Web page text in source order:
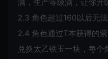
满，生产等级满，让你升
2.3 角色超过160以后无
2.4 角色通过T本获得的
兑换太乙铁玉一块，每个